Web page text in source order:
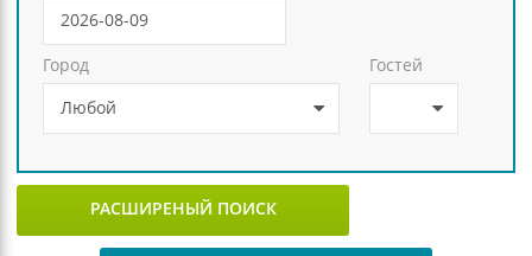
Город
Любой
Гостей
РАСШИРЕНЫЙ ПОИСК